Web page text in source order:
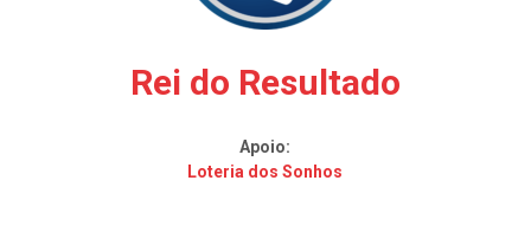
Rei do Resultado
Apoio:
Loteria dos Sonhos